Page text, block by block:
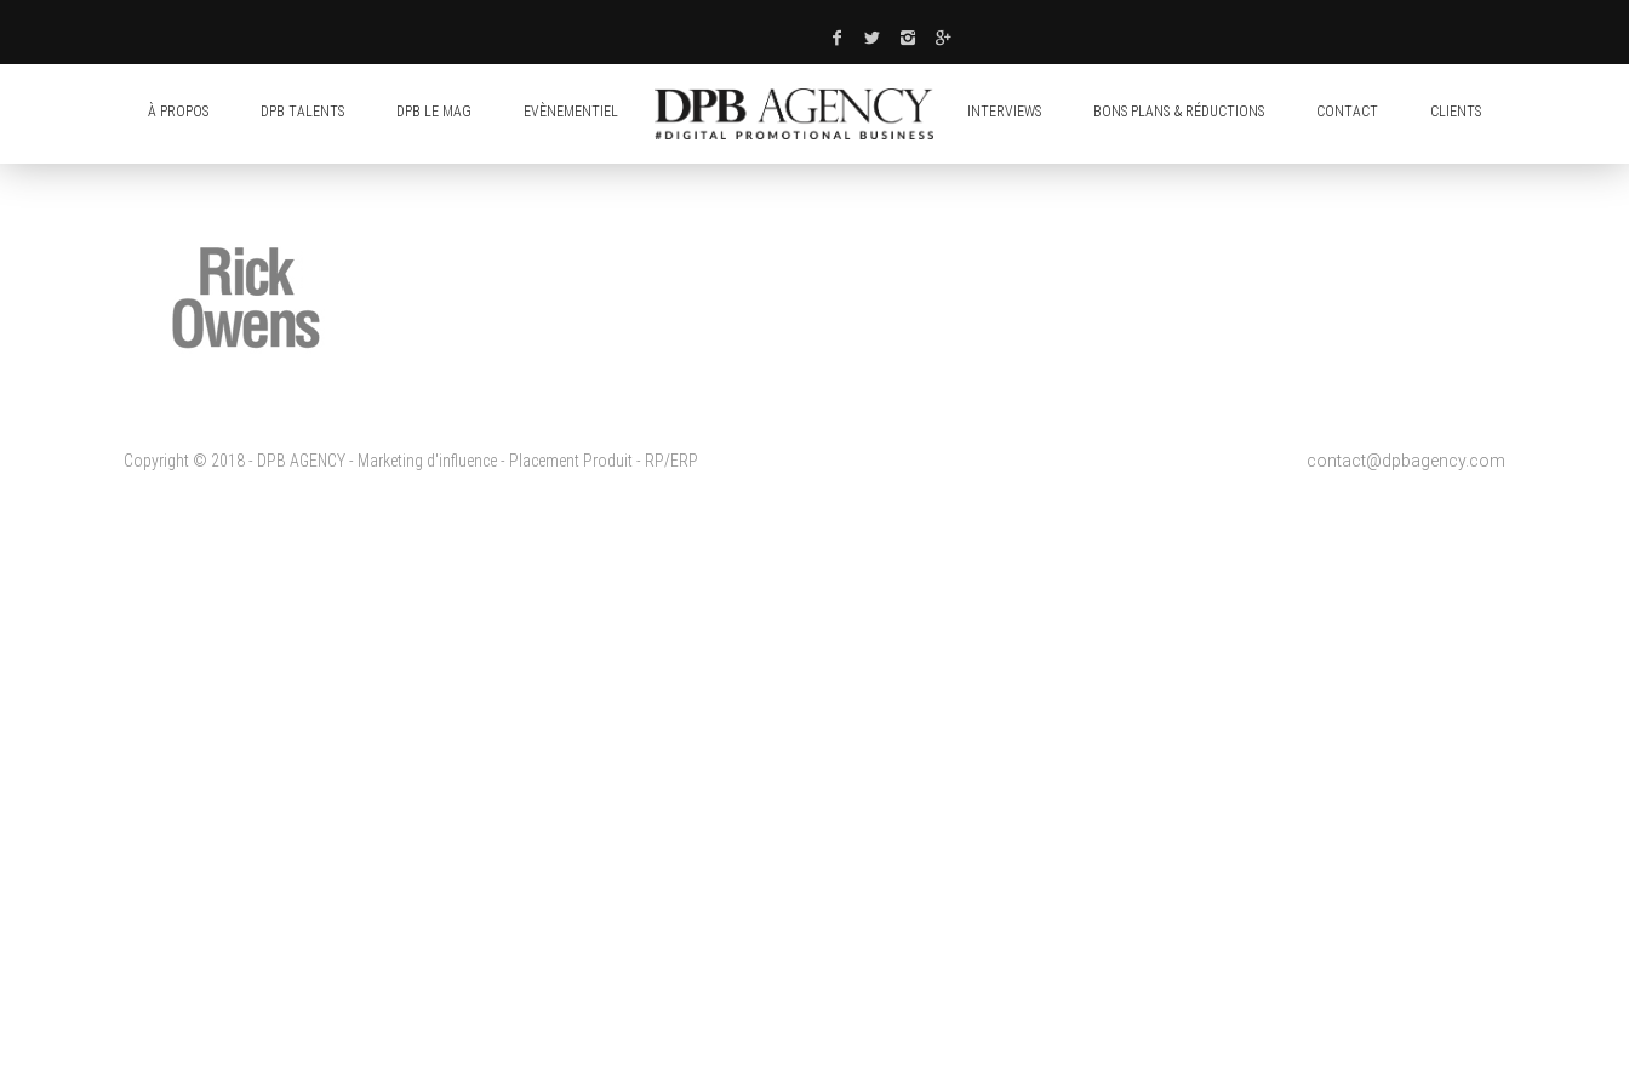
À PROPOS DPB TALENTS DPB LE MAG EVÈNEMENTIEL INTERVIEWS BONS PLANS & RÉDUCTIONS CONTACT CLIENTS
Copyright © 2018 - DPB AGENCY - Marketing d'influence - Placement Produit - RP/ERP contact@dpbagency.com